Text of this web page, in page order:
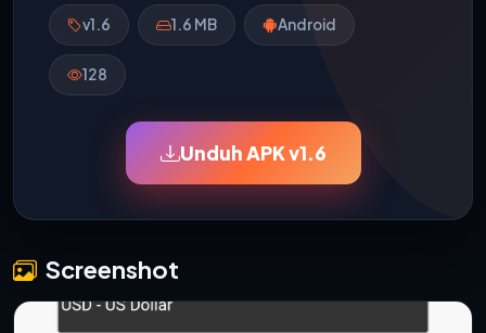
v1.6 1.6 MB Android
128
Unduh APK v1.6
Screenshot